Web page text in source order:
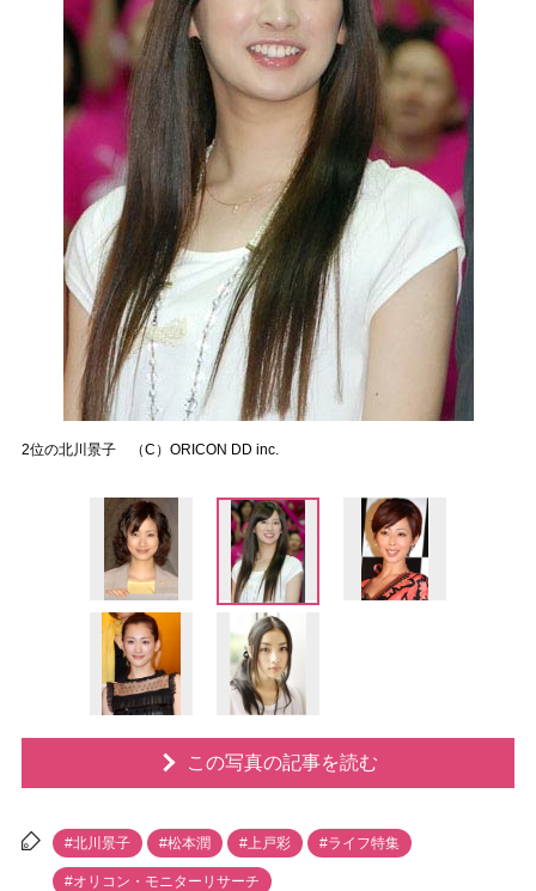
2位の北川景子 （C）ORICON DD inc.
この写真の記事を読む
#北川景子 #松本潤 #上戸彩 #ライフ特集
#オリコン・モニターリサーチ